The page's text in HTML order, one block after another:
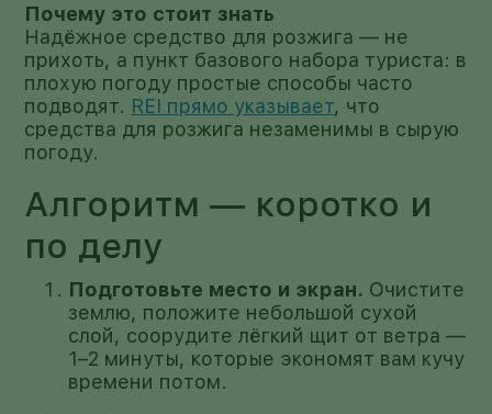
Почему это стоит знать
Надёжное средство для розжига — не
прихоть, а пункт базового набора туриста: в
плохую погоду простые способы часто
подводят. REI прямо указывает, что
средства для розжига незаменимы в сырую
погоду.
Алгоритм — коротко и
по делу
Подготовьте место и экран. Очистите
землю, положите небольшой сухой
слой, соорудите лёгкий щит от ветра —
1–2 минуты, которые экономят вам кучу
времени потом.